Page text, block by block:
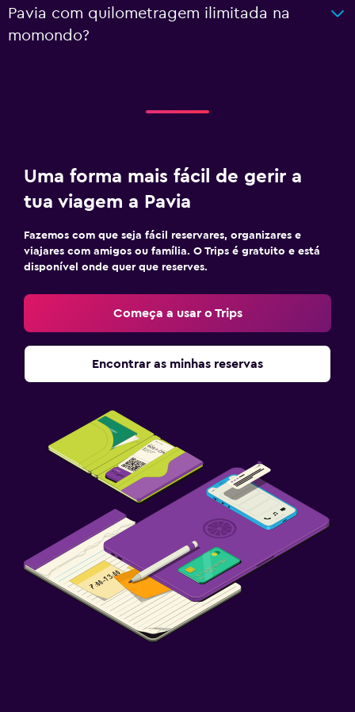
Pavia com quilometragem ilimitada na
momondo?
Uma forma mais fácil de gerir a
tua viagem a Pavia
Fazemos com que seja fácil reservares, organizares e
viajares com amigos ou família. O Trips é gratuito e está
disponível onde quer que reserves.
Começa a usar o Trips
Encontrar as minhas reservas